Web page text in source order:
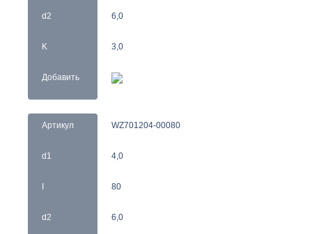
d2
K
Добавить
6,0
3,0
Артикул
d1
I
d2
WZ701204-00080
4,0
80
6,0